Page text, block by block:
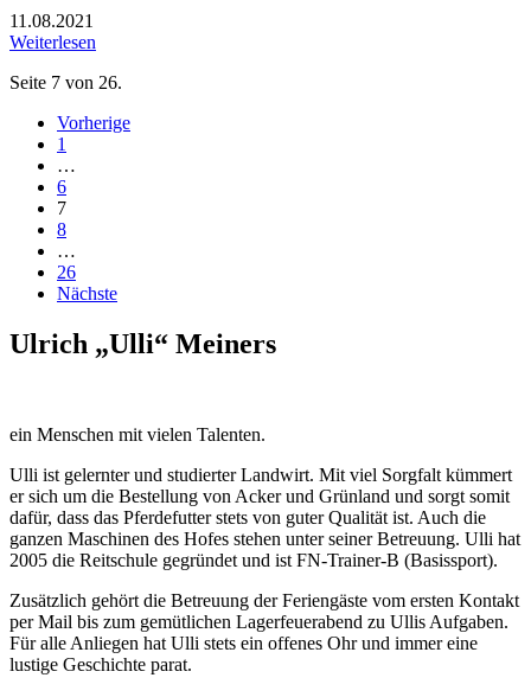
11.08.2021
Weiterlesen
Seite 7 von 26.
Vorherige
1
…
6
7
8
…
26
Nächste
Ulrich „Ulli“ Meiners
ein Menschen mit vielen Talenten.
Ulli ist gelernter und studierter Landwirt. Mit viel Sorgfalt kümmert
er sich um die Bestellung von Acker und Grünland und sorgt somit
dafür, dass das Pferdefutter stets von guter Qualität ist. Auch die
ganzen Maschinen des Hofes stehen unter seiner Betreuung. Ulli hat
2005 die Reitschule gegründet und ist FN-Trainer-B (Basissport).
Zusätzlich gehört die Betreuung der Feriengäste vom ersten Kontakt
per Mail bis zum gemütlichen Lagerfeuerabend zu Ullis Aufgaben.
Für alle Anliegen hat Ulli stets ein offenes Ohr und immer eine
lustige Geschichte parat.